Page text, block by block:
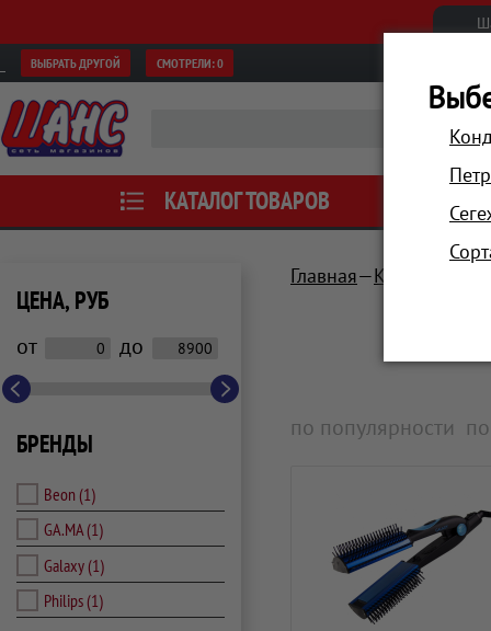
ВЫБРАТЬ ДРУГОЙ СМОТРЕЛИ:0
КАТАЛОГ ТОВАРОВ АКЦИИ
ЦЕНА, РУБ
от до
БРЕНДЫ
Beon (1)
GA.MA(1)
Galaxy(1)
Philips(1)
Главная Красота и
по популярности